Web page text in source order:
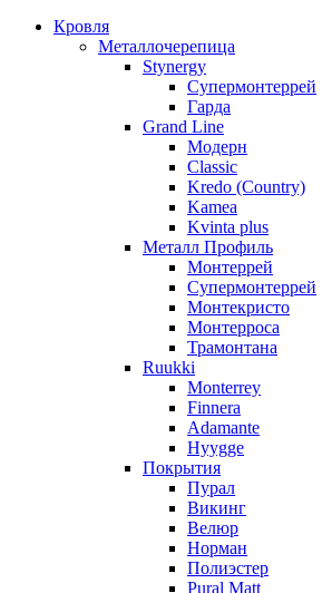
Кровля
Металлочерепица
Stynergy
Супермонтеррей
Гарда
Grand Line
Модерн
Classic
Kredo (Country)
Kamea
Kvinta plus
Металл Профиль
Монтеррей
Супермонтеррей
Монтекристо
Монтерроса
Трамонтана
Ruukki
Monterrey
Finnera
Adamante
Hyygge
Покрытия
Пурал
Викинг
Велюр
Норман
Полиэстер
Pural Matt